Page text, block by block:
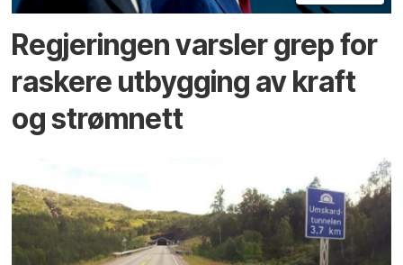
Regjeringen varsler grep for
raskere utbygging av kraft
og strømnett